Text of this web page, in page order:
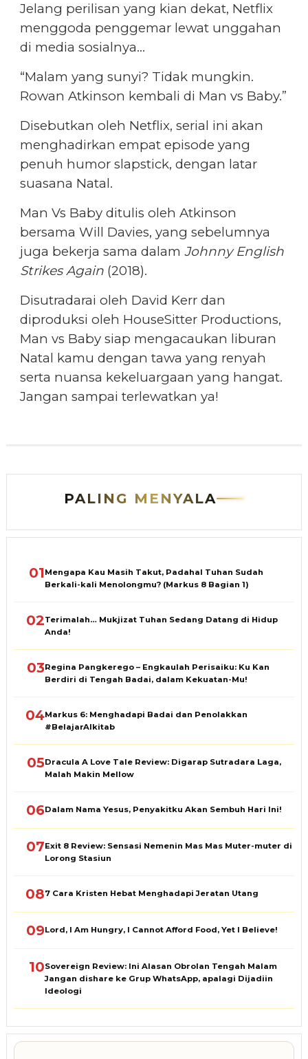
Jelang perilisan yang kian dekat, Netflix
menggoda penggemar lewat unggahan
di media sosialnya…
“Malam yang sunyi? Tidak mungkin.
Rowan Atkinson kembali di Man vs Baby.”
Disebutkan oleh Netflix, serial ini akan
menghadirkan empat episode yang
penuh humor slapstick, dengan latar
suasana Natal.
Man Vs Baby ditulis oleh Atkinson
bersama Will Davies, yang sebelumnya
juga bekerja sama dalam Johnny English
Strikes Again(2018).
Disutradarai oleh David Kerr dan
diproduksi oleh HouseSitter Productions,
Man vs Baby siap mengacaukan liburan
Natal kamu dengan tawa yang renyah
serta nuansa kekeluargaan yang hangat.
Jangan sampai terlewatkan ya!
PALING MENYALA
01Mengapa Kau Masih Takut, Padahal Tuhan Sudah
Berkali-kali Menolongmu? (Markus 8 Bagian 1)
02Terimalah… Mukjizat Tuhan Sedang Datang di Hidup
Anda!
03Regina Pangkerego – Engkaulah Perisaiku: Ku Kan
Berdiri di Tengah Badai, dalam Kekuatan-Mu!
04Markus 6: Menghadapi Badai dan Penolakkan
#BelajarAlkitab
05Dracula A Love Tale Review: Digarap Sutradara Laga,
Malah Makin Mellow
06Dalam Nama Yesus, Penyakitku Akan Sembuh Hari Ini!
07Exit 8 Review: Sensasi Nemenin Mas Mas Muter-muter di
Lorong Stasiun
087 Cara Kristen Hebat Menghadapi Jeratan Utang
09Lord, I Am Hungry, I Cannot Afford Food, Yet I Believe!
10Sovereign Review: Ini Alasan Obrolan Tengah Malam
Jangan dishare ke Grup WhatsApp, apalagi Dijadiin
Ideologi